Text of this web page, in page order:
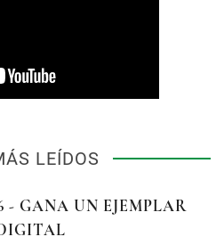
LEÍDOS
- GANA UN EJEMPLAR